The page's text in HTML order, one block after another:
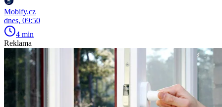
Mobify.cz
dnes, 09:50
4 min
Reklama